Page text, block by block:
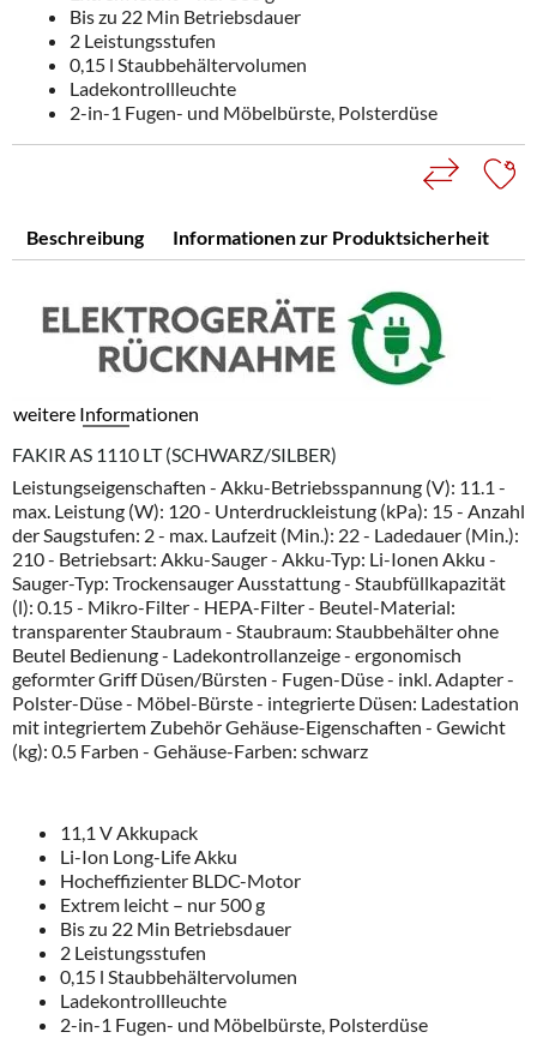
Bis zu 22 Min Betriebsdauer
2 Leistungsstufen
0,15 l Staubbehältervolumen
Ladekontrollleuchte
2-in-1 Fugen- und Möbelbürste, Polsterdüse
Beschreibung Informationen zur Produktsicherheit
weitere Informationen
FAKIR AS 1110 LT (SCHWARZ/SILBER)
Leistungseigenschaften - Akku-Betriebsspannung (V): 11.1 -
max. Leistung (W): 120 - Unterdruckleistung (kPa): 15 - Anzahl
der Saugstufen: 2 - max. Laufzeit (Min.): 22 - Ladedauer (Min.):
210 - Betriebsart: Akku-Sauger - Akku-Typ: Li-Ionen Akku -
Sauger-Typ: Trockensauger Ausstattung - Staubfüllkapazität
(l): 0.15 - Mikro-Filter - HEPA-Filter - Beutel-Material:
transparenter Staubraum - Staubraum: Staubbehälter ohne
Beutel Bedienung - Ladekontrollanzeige - ergonomisch
geformter Griff Düsen/Bürsten - Fugen-Düse - inkl. Adapter -
Polster-Düse - Möbel-Bürste - integrierte Düsen: Ladestation
mit integriertem Zubehör Gehäuse-Eigenschaften - Gewicht
(kg): 0.5 Farben - Gehäuse-Farben: schwarz
11,1 V Akkupack
Li-Ion Long-Life Akku
Hocheffizienter BLDC-Motor
Extrem leicht – nur 500 g
Bis zu 22 Min Betriebsdauer
2 Leistungsstufen
0,15 l Staubbehältervolumen
Ladekontrollleuchte
2-in-1 Fugen- und Möbelbürste, Polsterdüse